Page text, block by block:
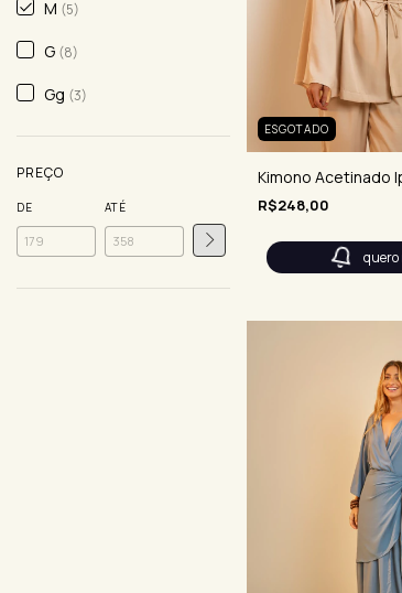
M (5)
G (8)
Gg (3)
PREÇO
DE ATÉ
ESGOTADO
Kimono Acetinado
R$248,00
quero